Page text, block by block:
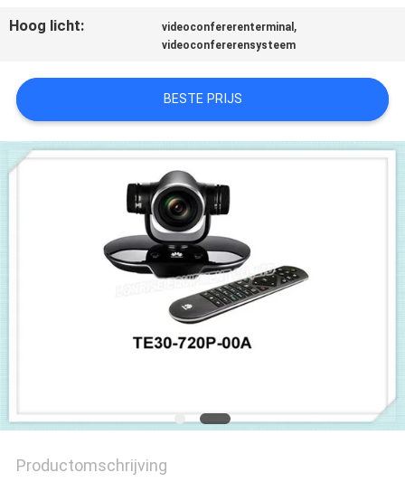
NIEUWS
GEVALLEN
SITEMAP
PRIVACYBELEID
Hoog licht: videoconfererenterminal ,
videoconfererensysteem
BESTE PRIJS
Productomschrijving